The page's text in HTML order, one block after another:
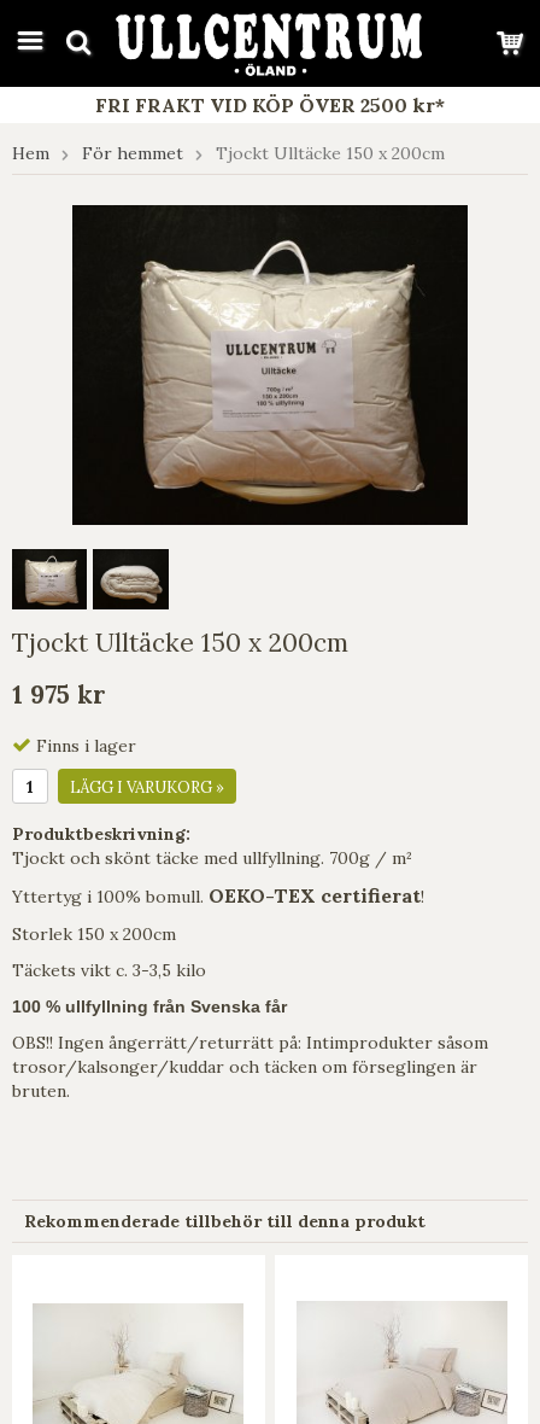
google-site-verification: google7e4b1026db5d9f32.html
FRI FRAKT VID KÖP ÖVER 2500 kr*
Hem För hemmet Tjockt Ulltäcke 150 x 200cm
Tjockt Ulltäcke 150 x 200cm
1 975 kr
Finns i lager
LÄGG I VARUKORG »
Produktbeskrivning:
Tjockt och skönt täcke med ullfyllning. 700g / m²
Yttertyg i 100% bomull. OEKO-TEX certifierat!
Storlek 150 x 200cm
Täckets vikt c. 3-3,5 kilo
100 % ullfyllning från Svenska får
OBS!! Ingen ångerrätt/returrätt på: Intimprodukter såsom
trosor/kalsonger/kuddar och täcken om förseglingen är
bruten.
Rekommenderade tillbehör till denna produkt